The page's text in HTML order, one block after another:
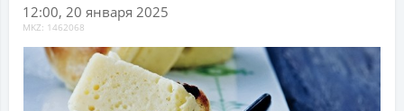
12:00, 20 января 2025
MKZ: 1462068